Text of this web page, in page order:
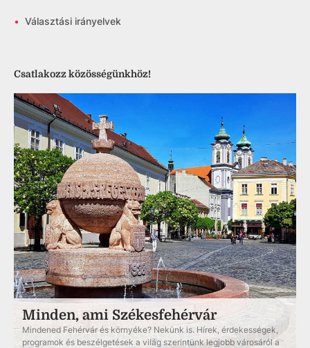
• Választási irányelvek
Csatlakozz közösségünkhöz!
Minden, ami Székesfehérvár
Mindened Fehérvár és környéke? Nekünk is. Hírek, érdekességek,
programok és beszélgetések a világ szerintünk legjobb városáról a